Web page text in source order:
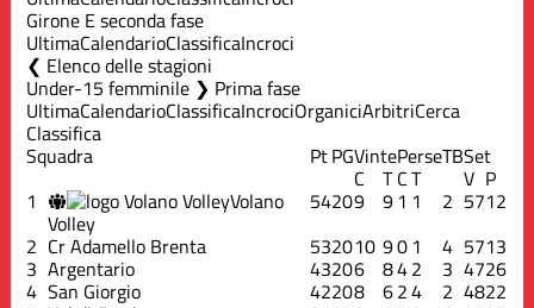
Girone E seconda fase
UltimaCalendarioClassificaIncroci
Elenco delle stagioni
Under-15 femminile ❯ Prima fase
UltimaCalendarioClassificaIncrociOrganiciArbitriCerca
Classifica
Squadra PtPGVintePerseTBSet
C TCT V P
1 Volano
Volley
54209 9 1 1 2 5712
2 Cr Adamello Brenta 532010 90 1 4 5713
3 Argentario 43206 842 3 4726
4 San Giorgio 42208 624 2 4822